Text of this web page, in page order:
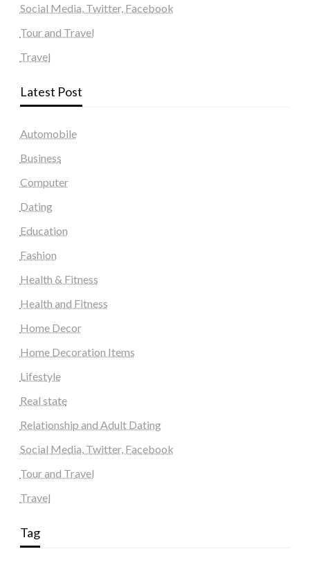
Social Media, Twitter, Facebook
Tour and Travel
Travel
Latest Post
Automobile
Business
Computer
Dating
Education
Fashion
Health & Fitness
Health and Fitness
Home Decor
Home Decoration Items
Lifestyle
Real state
Relationship and Adult Dating
Social Media, Twitter, Facebook
Tour and Travel
Travel
Tag